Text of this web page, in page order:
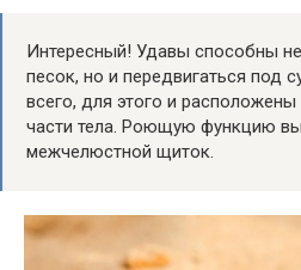
Интересный! Удавы способны
песок, но и передвигаться под
всего, для этого и расположены
части тела. Роющую функцию
межчелюстной щиток.